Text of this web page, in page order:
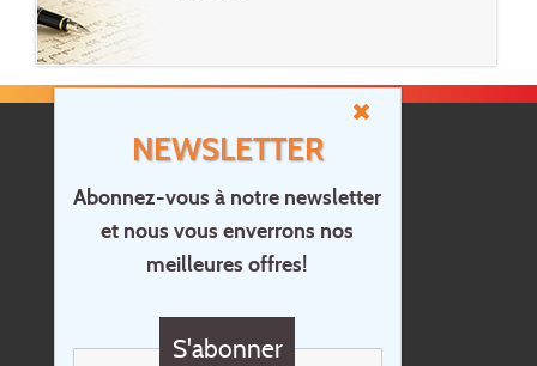
NEWSLETTER
Abonnez-vous à notre newsletter
et nous vous enverrons nos
meilleures offres!
S'abonner
Accueil
Contact
Questions?